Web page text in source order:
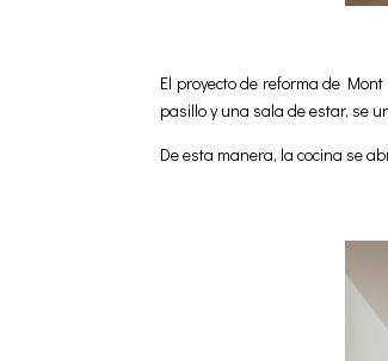
El proyecto de reforma de
pasillo y una sala de estar, se
De esta manera, la cocina se